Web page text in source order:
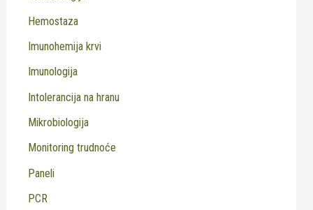
Hemostaza
Imunohemija krvi
Imunologija
Intolerancija na hranu
Mikrobiologija
Monitoring trudnoće
Paneli
PCR